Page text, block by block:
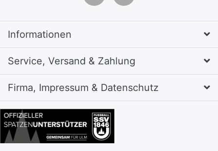
Informationen
Service, Versand & Zahlung
Firma, Impressum & Datenschutz